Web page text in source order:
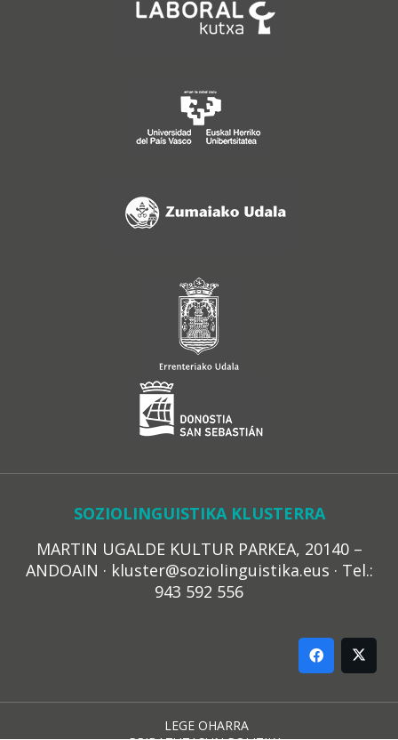
SOZIOLINGUISTIKA KLUSTERRA
MARTIN UGALDE KULTUR PARKEA, 20140 –
ANDOAIN · kluster@soziolinguistika.eus · Tel.:
943 592 556
LEGE OHARRA